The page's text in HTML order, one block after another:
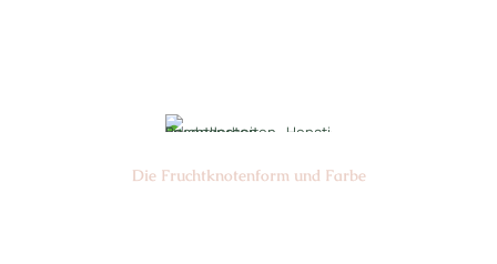
Die Frucht­knotenform und Farbe